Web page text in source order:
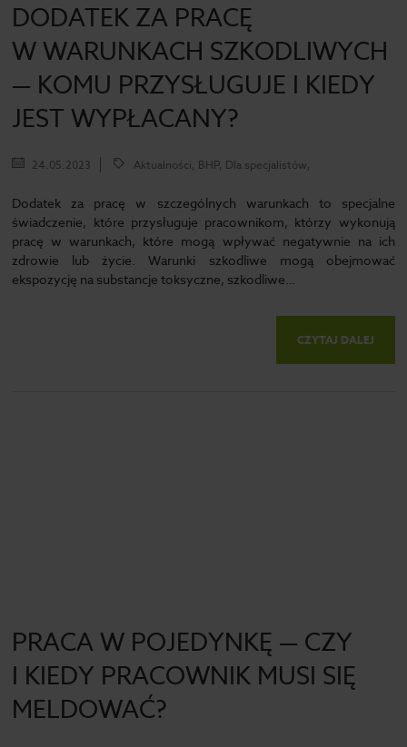
DODATEK ZA PRACĘ
W WARUNKACH SZKODLIWYCH
— KOMU PRZYSŁUGUJE I KIEDY
JEST WYPŁACANY?
24.05.2023 Aktualności, BHP, Dla specjalistów,
Dodatek za pracę w szczególnych warunkach to specjalne
świadczenie, które przysługuje pracownikom, którzy wykonują
pracę w warunkach, które mogą wpływać negatywnie na ich
zdrowie lub życie. Warunki szkodliwe mogą obejmować
ekspozycję na substancje toksyczne, szkodliwe…
CZYTAJ DALEJ
PRACA W POJEDYNKĘ — CZY
I KIEDY PRACOWNIK MUSI SIĘ
MELDOWAĆ?